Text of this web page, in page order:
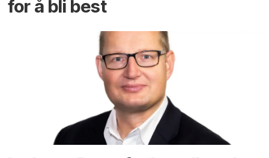
for å bli best